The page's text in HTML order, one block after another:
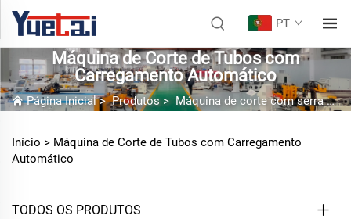
PT
Máquina de Corte de Tubos com
Carregamento Automático
Página Inicial>Produtos> Máquina de corte com serra circular
Início > Máquina de Corte de Tubos com Carregamento
Automático
TODOS OS PRODUTOS